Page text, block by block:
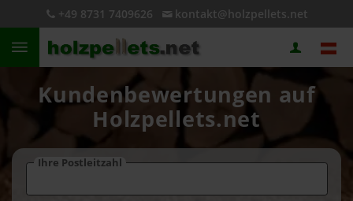
+49 8731 7409626 kontakt@holzpellets.net
Kundenbewertungen auf
Holzpellets.net
Ihre Postleitzahl